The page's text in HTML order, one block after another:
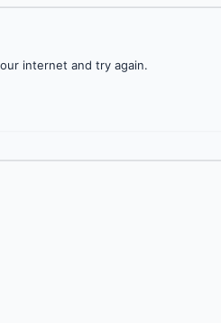
internet and try again.